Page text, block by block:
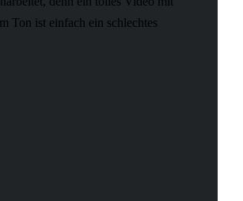
Ton ist einfach ein schlechtes